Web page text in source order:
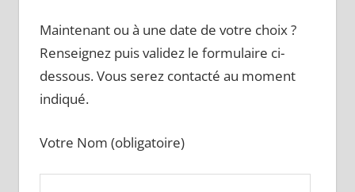
Maintenant ou à une date de votre choix ?
Renseignez puis validez le formulaire ci-
dessous. Vous serez contacté au moment
indiqué.
Votre Nom (obligatoire)